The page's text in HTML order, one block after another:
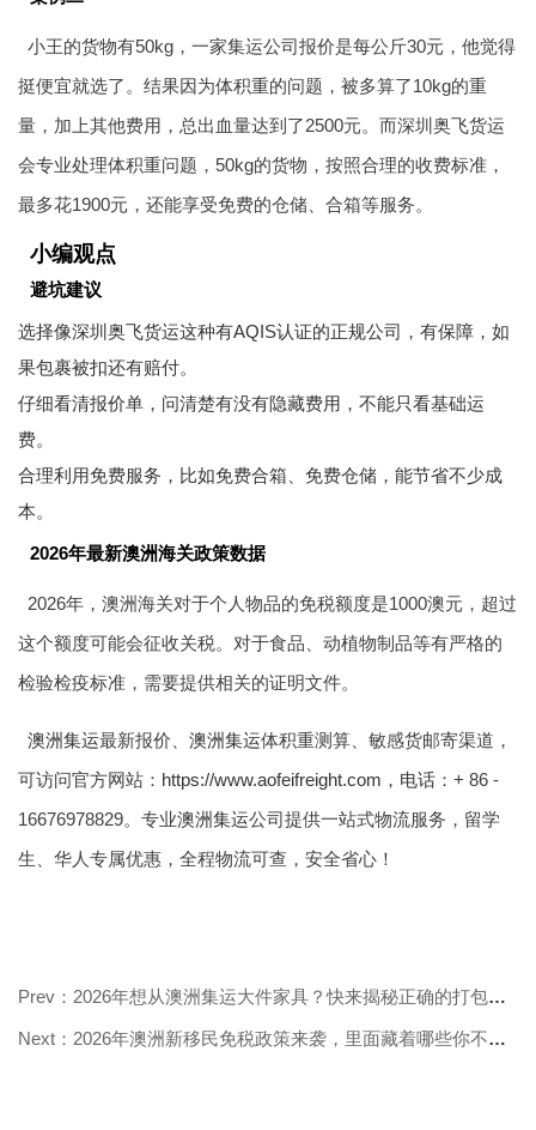
小王的货物有50kg，一家集运公司报价是每公斤30元，他觉得
挺便宜就选了。结果因为体积重的问题，被多算了10kg的重
量，加上其他费用，总出血量达到了2500元。而深圳奥飞货运
会专业处理体积重问题，50kg的货物，按照合理的收费标准，
最多花1900元，还能享受免费的仓储、合箱等服务。
小编观点
避坑建议
选择像深圳奥飞货运这种有AQIS认证的正规公司，有保障，如
果包裹被扣还有赔付。
仔细看清报价单，问清楚有没有隐藏费用，不能只看基础运
费。
合理利用免费服务，比如免费合箱、免费仓储，能节省不少成
本。
2026年最新澳洲海关政策数据
2026年，澳洲海关对于个人物品的免税额度是1000澳元，超过
这个额度可能会征收关税。对于食品、动植物制品等有严格的
检验检疫标准，需要提供相关的证明文件。
澳洲集运最新报价、 澳洲集运体积重测算、敏感货邮寄渠道，
可访问官方网站： https://www.aofeifreight.com，电话 ：+ 86 -
16676978829。专业澳洲集运公司提供一站式物流服务，留学
生、华人专属优惠，全程物流可查，安全省心！
Prev：2026年想从澳洲集运大件家具？快来揭秘正确的打包方法！
Next：2026年澳洲新移民免税政策来袭，里面藏着哪些你不知道的福利？